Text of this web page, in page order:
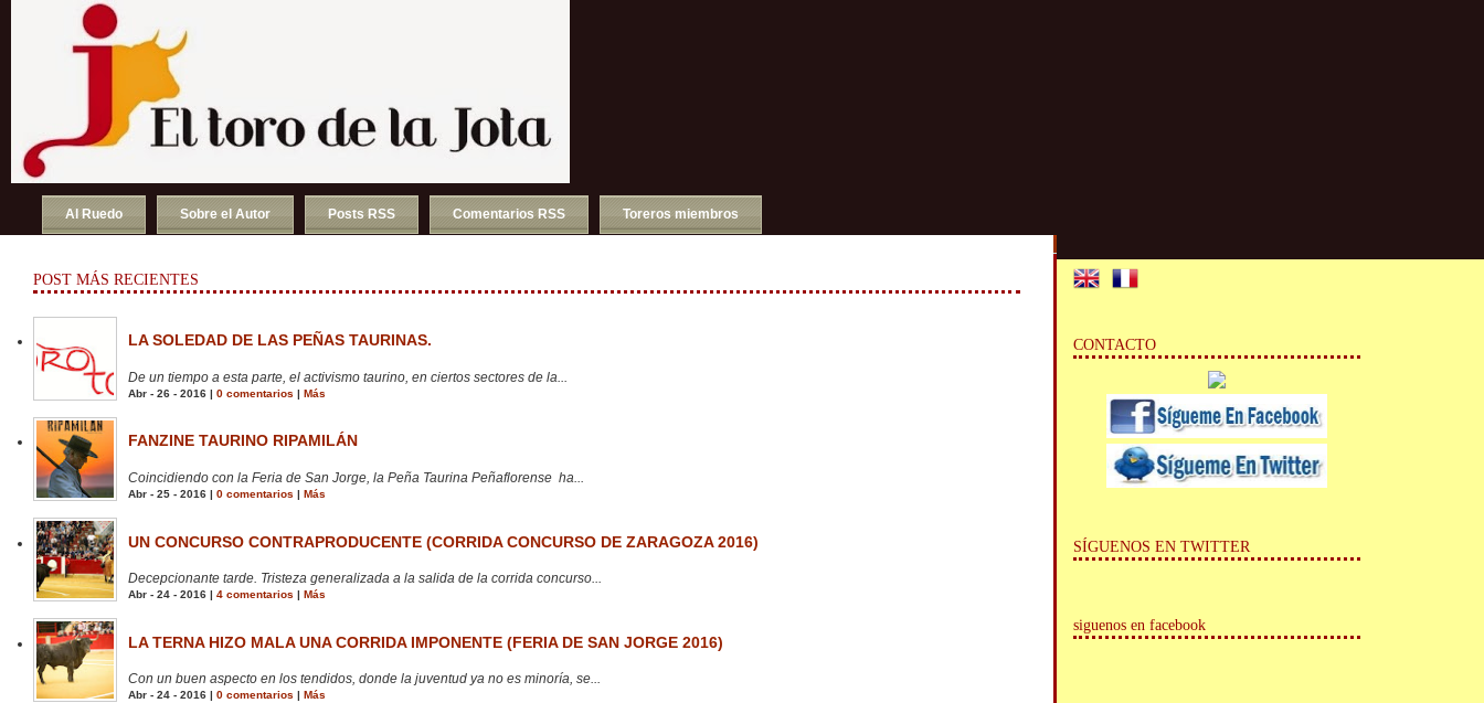
Al Ruedo Sobre el Autor Posts RSS Comentarios RSS Toreros miembros
POST MÁS RECIENTES
LA SOLEDAD DE LAS PEÑAS TAURINAS.
De un tiempo a esta parte, el activismo taurino, en ciertos sectores de la...
Abr - 26 - 2016 | 0 comentarios | Más
FANZINE TAURINO RIPAMILÁN
Coincidiendo con la Feria de San Jorge, la Peña Taurina Peñaflorense ha...
Abr - 25 - 2016 | 0 comentarios | Más
UN CONCURSO CONTRAPRODUCENTE (CORRIDA CONCURSO DE ZARAGOZA 2016)
Decepcionante tarde. Tristeza generalizada a la salida de la corrida concurso...
Abr - 24 - 2016 | 4 comentarios | Más
LA TERNA HIZO MALA UNA CORRIDA IMPONENTE (FERIA DE SAN JORGE 2016)
Con un buen aspecto en los tendidos, donde la juventud ya no es minoría, se...
Abr - 24 - 2016 | 0 comentarios Más
CONTACTO
SÍGUENOS EN TWITTER
siguenos en facebook